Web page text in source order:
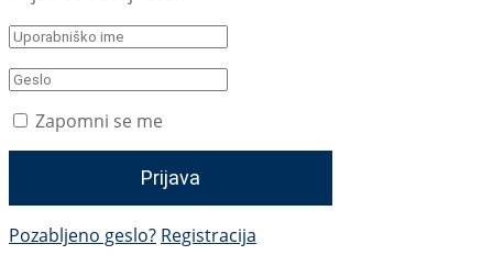
Zapomni se me
Pozabljeno geslo? Registracija